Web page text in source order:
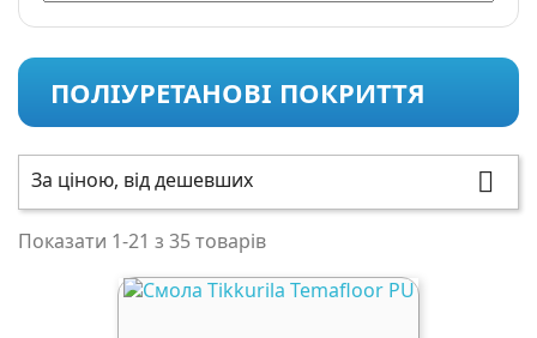
ПОЛІУРЕТАНОВІ ПОКРИТТЯ
За ціною, від дешевших 
Показати 1-21 з 35 товарів